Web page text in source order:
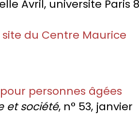
du Centre Maurice
personnes âgées
et société, n° 53, janvier